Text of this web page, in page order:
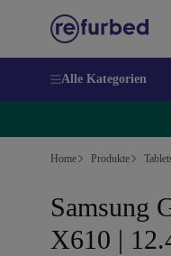
Alle Kategorien
Home Produkte
Samsung
X610 |